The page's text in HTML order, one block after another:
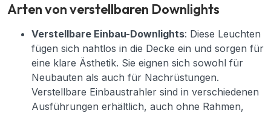
Arten von verstellbaren Downlights
Verstellbare Einbau-Downlights: Diese Leuchten
fügen sich nahtlos in die Decke ein und sorgen für
eine klare Ästhetik. Sie eignen sich sowohl für
Neubauten als auch für Nachrüstungen.
Verstellbare Einbaustrahler sind in verschiedenen
Ausführungen erhältlich, auch ohne Rahmen,